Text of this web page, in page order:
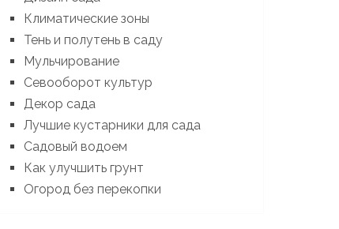
Климатические зоны
Тень и полутень в саду
Мульчирование
Севооборот культур
Декор сада
Лучшие кустарники для сада
Садовый водоем
Как улучшить грунт
Огород без перекопки